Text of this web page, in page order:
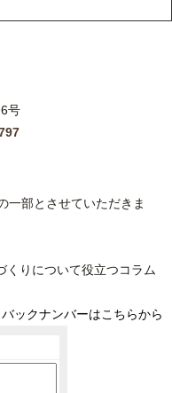
号
一部とさせていただきま
くりについて役立つコラム
ックナンバーはこちらから